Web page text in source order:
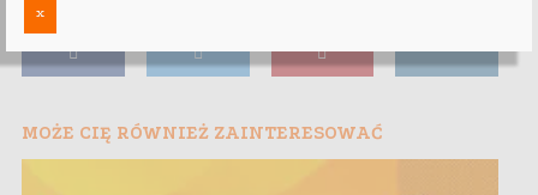
MOŻE CIĘ RÓWNIEŻ ZAINTERESOWAĆ
x